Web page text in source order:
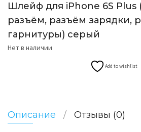
Шлейф для iPhone 6S Plus
разъём, разъём зарядки,
гарнитуры) серый
Нет в наличии
Add to wishlist
Описание Отзывы (0)